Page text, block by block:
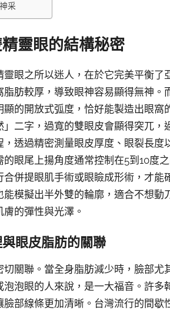
采
靈眼的結構秘密
眼之所以迷人，在於它完美平衡了
脂肪較厚，導致眼神容易顯得無神
的開放式弧度，恰好能製造出眼窩
二字，過寬的雙眼皮會顯得突兀
透過精密測量眼皮厚度、眼裂長度
眼尾上揚角度通常控制在5到10度
併提眼肌手術或眼瞼成形術，才能
能模擬出半外雙的輪廓，適合不想動
的彈性與光澤。
眼皮脂肪的關聯
關聯。當全身脂肪減少時，臉部尤
泡眼的人來說，是一大福音。許多
部線條更加清晰。台灣流行的間歇